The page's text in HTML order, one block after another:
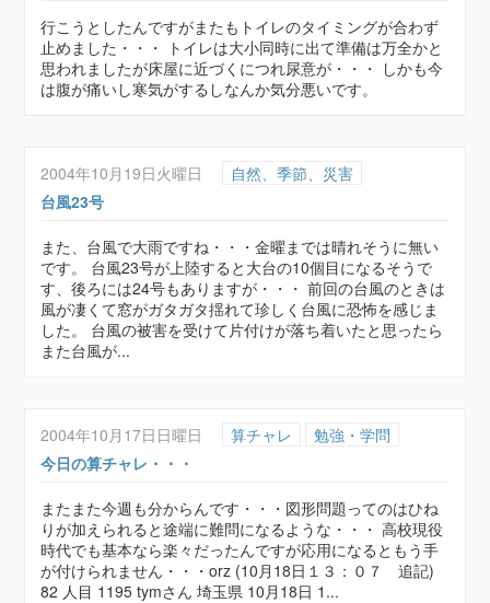
行こうとしたんですがまたもトイレのタイミングが合わず
止めました・・・ トイレは大小同時に出て準備は万全かと
思われましたが床屋に近づくにつれ尿意が・・・ しかも今
は腹が痛いし寒気がするしなんか気分悪いです。
2004年10月19日火曜日
自然、季節、災害
台風23号
また、台風で大雨ですね・・・金曜までは晴れそうに無い
です。 台風23号が上陸すると大台の10個目になるそうで
す、後ろには24号もありますが・・・ 前回の台風のときは
風が凄くて窓がガタガタ揺れて珍しく台風に恐怖を感じま
した。 台風の被害を受けて片付けが落ち着いたと思ったら
また台風が...
2004年10月17日日曜日 算チャレ
勉強・学問
今日の算チャレ・・・
またまた今週も分からんです・・・図形問題ってのはひね
りが加えられると途端に難問になるような・・・ 高校現役
時代でも基本なら楽々だったんですが応用になるともう手
が付けられません・・・orz (10月18日１３：０７ 追記)
82 人目 1195 tymさん 埼玉県 10月18日 1...